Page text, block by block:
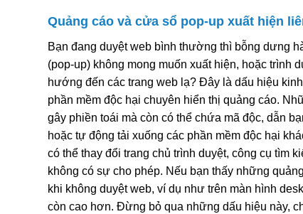
Quảng cáo và cửa sổ pop-up xuất hiện
Bạn đang duyệt web bình thường thì bỗng dưng
(pop-up) không mong muốn xuất hiện, hoặc trình
hướng đến các trang web lạ? Đây là dấu hiệu
phần mềm độc hại chuyên hiển thị quảng cáo.
gây phiền toái mà còn có thể chứa mã độc, dẫn
hoặc tự động tải xuống các phần mềm độc hại
có thể thay đổi trang chủ trình duyệt, công cụ tìm
không có sự cho phép. Nếu bạn thấy những
khi không duyệt web, ví dụ như trên màn hình
còn cao hơn. Đừng bỏ qua những dấu hiệu này,